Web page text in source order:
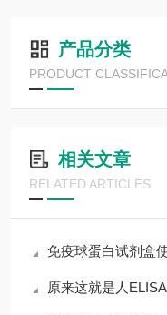
产品分类
PRODUCT
相关文章
RELATED ARTICLES
免疫球蛋白试剂盒
原来这就是人